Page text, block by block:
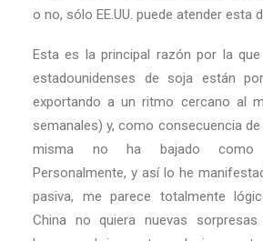
o no, sólo EE.UU. puede atender esta
Esta es la principal razón por la
estadounidenses de soja están
exportando a un ritmo cercano al
semanales) y, como consecuencia
misma no ha bajado como
Personalmente, y así lo he
pasiva, me parece totalmente
China no quiera nuevas